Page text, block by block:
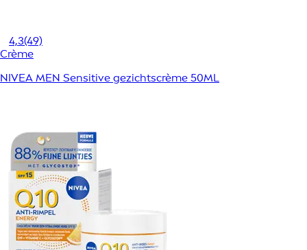
4,3(49)
Crème
NIVEA MEN Sensitive gezichtscrème 50ML